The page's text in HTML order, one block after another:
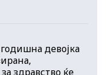
девојка
здравство ќе